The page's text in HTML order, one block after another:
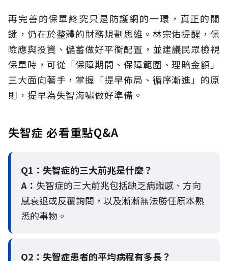
再完善的保單終究只是防護網的一環，真正的關
鍵，仍在於整體的財務規劃思維。 林宗佑提醒，保
險應與投資、儲蓄做好平衡配置，並建議民眾檢視
保單時，可從「保障期間、保障範圍、理賠金額」
三大面向著手，掌握「提早佈局、循序漸進」的原
則，提早為失智海嘯做好準備。
失智症 必看重點Q&A
Q1：失智症的三大前兆是什麼？
A： 失智症的三大前兆包括缺乏病識感、方向
感衰退或反覆詢問，以及漸漸無法勝任原本熟
悉的事物。
Q2： 失智症患者的平均病程有多長？